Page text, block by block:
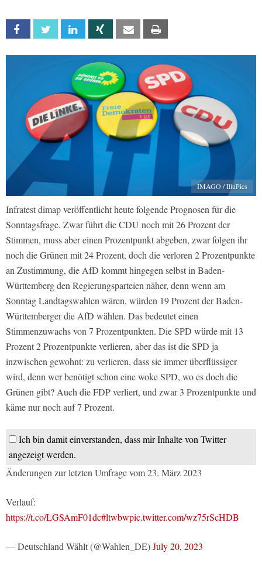
Facebook Twitter Linkedin Xing Email
IMAGO / IlluPics
Infratest dimap veröffentlicht heute folgende Prognosen für die
Sonntagsfrage. Zwar führt die CDU noch mit 26 Prozent der
Stimmen, muss aber einen Prozentpunkt abgeben, zwar folgen ihr
noch die Grünen mit 24 Prozent, doch die verloren 2 Prozentpunkte
an Zustimmung, die AfD kommt hingegen selbst in Baden-
Württemberg den Regierungsparteien näher, denn wenn am
Sonntag Landtagswahlen wären, würden 19 Prozent der Baden-
Württemberger die AfD wählen. Das bedeutet einen
Stimmenzuwachs von 7 Prozentpunkten. Die SPD würde mit 13
Prozent 2 Prozentpunkte verlieren, aber das ist die SPD ja
inzwischen gewohnt: zu verlieren, dass sie immer überflüssiger
wird, denn wer benötigt schon eine woke SPD, wo es doch die
Grünen gibt? Auch die FDP verliert, und zwar 3 Prozentpunkte und
käme nur noch auf 7 Prozent.
Ich bin damit einverstanden, dass mir Inhalte von Twitter
angezeigt werden.
Änderungen zur letzten Umfrage vom 23. März 2023
Verlauf:
https://t.co/LGSAmF01dc#ltwbwpic.twitter.com/wz75rScHDB
— Deutschland Wählt (@Wahlen_DE)July 20, 2023